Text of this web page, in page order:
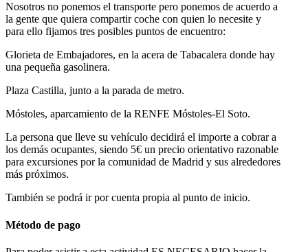
Nosotros no ponemos el transporte pero ponemos de acuerdo a
la gente que quiera compartir coche con quien lo necesite y
para ello fijamos tres posibles puntos de encuentro:
Glorieta de Embajadores, en la acera de Tabacalera donde hay
una pequeña gasolinera.
Plaza Castilla, junto a la parada de metro.
Móstoles, aparcamiento de la RENFE Móstoles-El Soto.
La persona que lleve su vehículo decidirá el importe a cobrar a
los demás ocupantes, siendo 5€ un precio orientativo razonable
para excursiones por la comunidad de Madrid y sus alrededores
más próximos.
También se podrá ir por cuenta propia al punto de inicio.
Método de pago